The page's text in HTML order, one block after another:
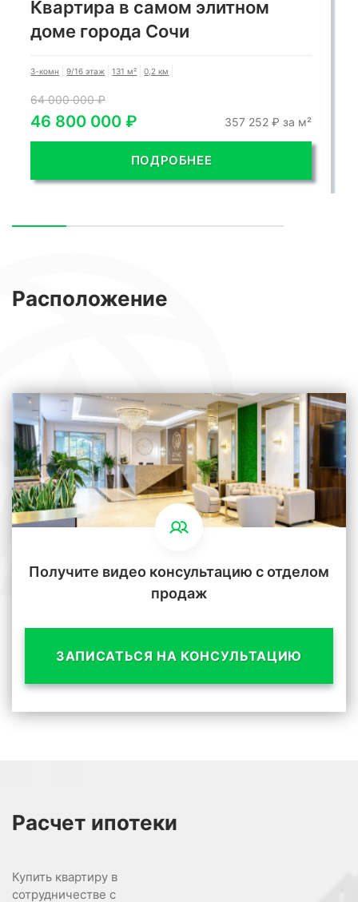
Квартира в самом элитном
доме города Сочи
3-комн 9/16 этаж 131 м² 0,2 км
64 000 000 ₽
46 800 000 ₽ 357 252 ₽ за м²
ПОДРОБНЕЕ
Расположение
Получите видео консультацию с отделом
продаж
ЗАПИСАТЬСЯ НА КОНСУЛЬТАЦИЮ
Расчет ипотеки
Купить квартиру в
сотрудничестве с